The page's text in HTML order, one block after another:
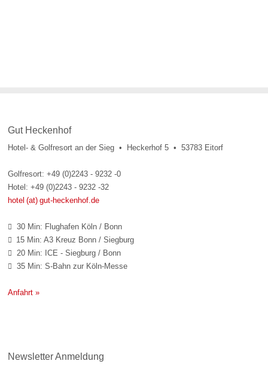
Gut Heckenhof
Hotel- & Golfresort an der Sieg • Heckerhof 5 • 53783 Eitorf
Golfresort: +49 (0)2243 - 9232 -0
Hotel: +49 (0)2243 - 9232 -32
hotel (at) gut-heckenhof.de
 30 Min: Flughafen Köln / Bonn
 15 Min: A3 Kreuz Bonn / Siegburg
 20 Min: ICE - Siegburg / Bonn
 35 Min: S-Bahn zur Köln-Messe
Anfahrt »
Newsletter Anmeldung